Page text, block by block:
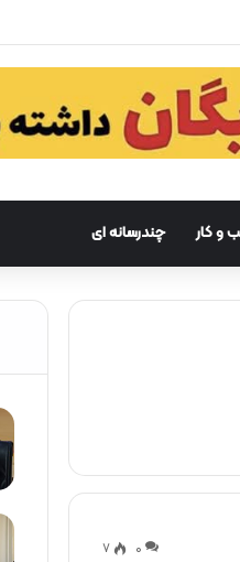
و کار چندرسانه ای
0 ۷